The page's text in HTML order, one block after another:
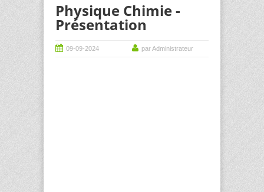
Physique Chimie -
Présentation
09-09-2024 par Administrateur